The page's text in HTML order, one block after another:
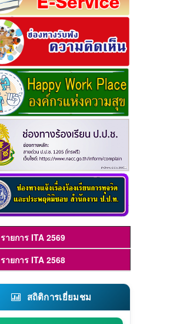
รายการ ITA 2569
รายการ ITA 2568
สถิติการเยี่ยมชม